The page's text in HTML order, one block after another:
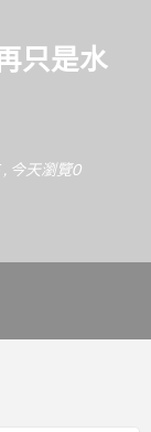
只是水
今天瀏覽0